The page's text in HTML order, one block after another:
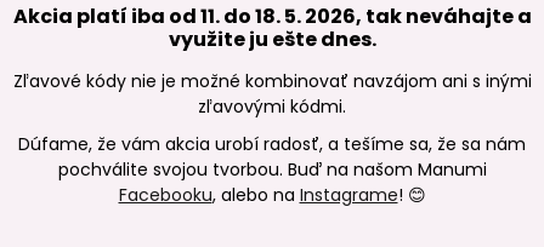
Akcia platí iba od 11. do 18. 5. 2026, tak neváhajte a
využite ju ešte dnes.
Zľavové kódy nie je možné kombinovať navzájom ani s inými
zľavovými kódmi.
Dúfame, že vám akcia urobí radosť, a tešíme sa, že sa nám
pochválite svojou tvorbou. Buď na našom Manumi
Facebooku, alebo na Instagrame! 😊